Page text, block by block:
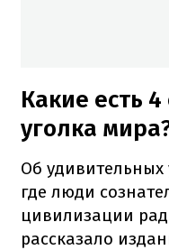
Какие есть
уголка
Об
где люди
цивилизации
рассказало